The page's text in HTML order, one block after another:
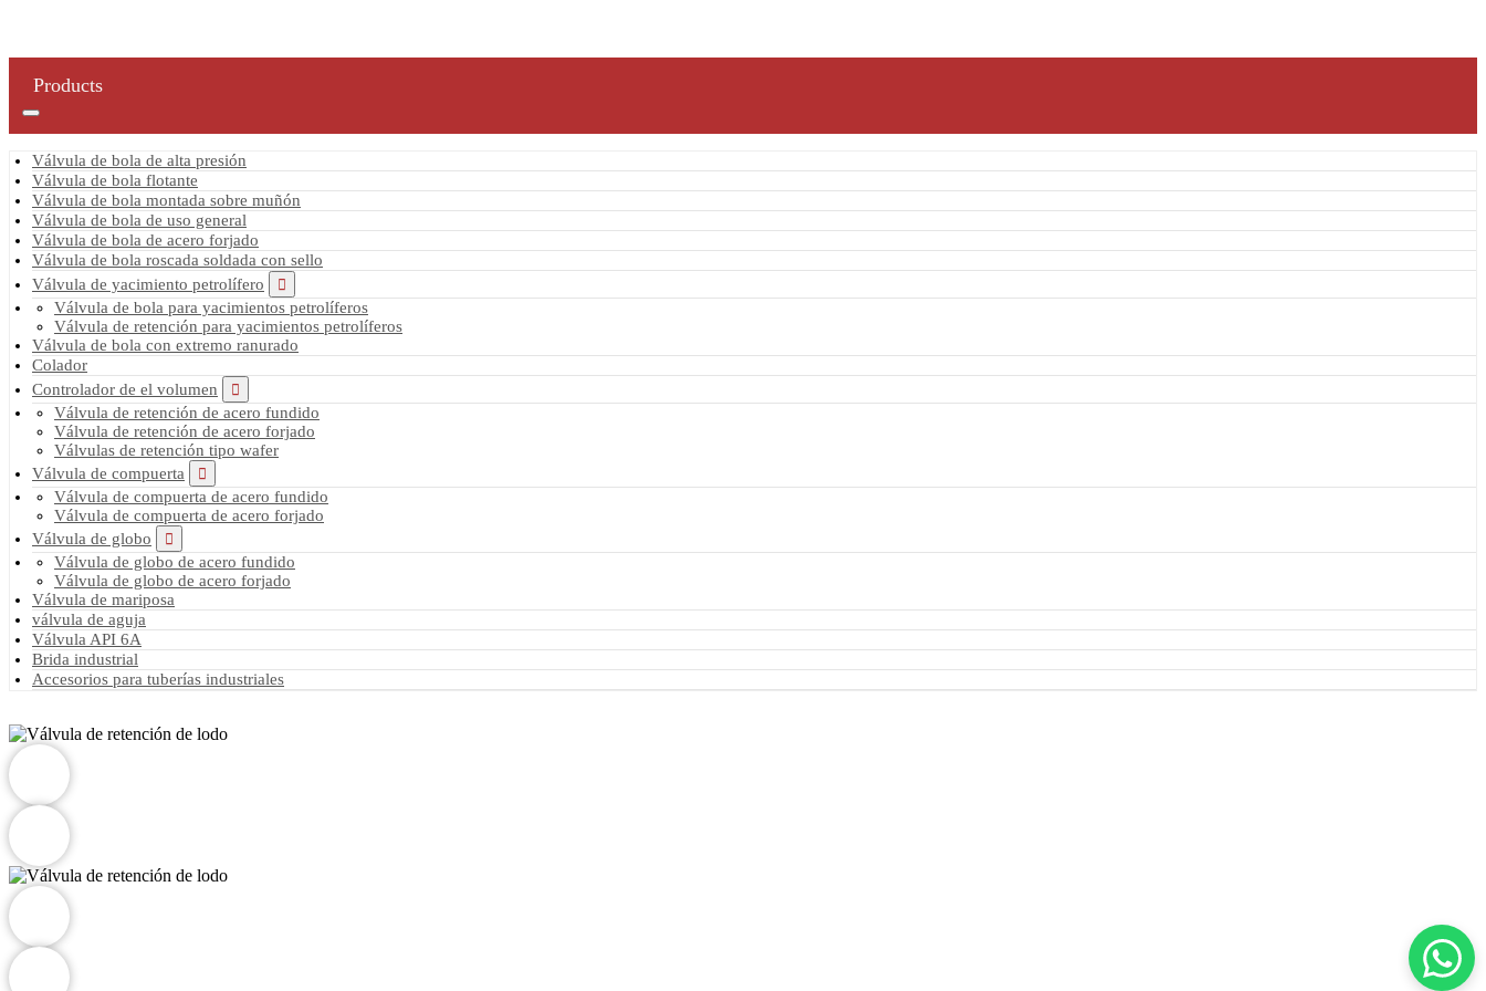
Products
Válvula de bola de alta presión
Válvula de bola flotante
Válvula de bola montada sobre muñón
Válvula de bola de uso general
Válvula de bola de acero forjado
Válvula de bola roscada soldada con sello
Válvula de yacimiento petrolífero
Válvula de bola para yacimientos petrolíferos
Válvula de retención para yacimientos petrolíferos
Válvula de bola con extremo ranurado
Colador
Controlador de el volumen
Válvula de retención de acero fundido
Válvula de retención de acero forjado
Válvulas de retención tipo wafer
Válvula de compuerta
Válvula de compuerta de acero fundido
Válvula de compuerta de acero forjado
Válvula de globo
Válvula de globo de acero fundido
Válvula de globo de acero forjado
Válvula de mariposa
válvula de aguja
Válvula API 6A
Brida industrial
Accesorios para tuberías industriales